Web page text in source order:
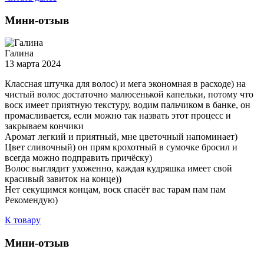
Мини-отзыв
Галина
13 марта 2024
Классная штучка для волос) и мега экономная в расходе) на
чистый волос достаточно малюсенькой капельки, потому что
воск имеет приятную текстуру, водим пальчиком в банке, он
промасливается, если можно так назвать этот процесс и
закрываем кончики
Аромат легкий и приятный, мне цветочный напоминает)
Цвет сливочный) он прям крохотный в сумочке бросил и
всегда можно подправить причёску)
Волос выглядит ухоженно, каждая кудряшка имеет свой
красивый завиток на конце))
Нет секущимся концам, воск спасёт вас тарам пам пам
Рекомендую)
К товару
Мини-отзыв